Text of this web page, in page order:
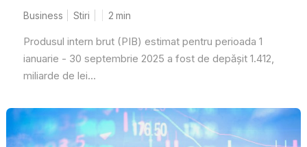
Business Stiri 2 min
Produsul intern brut (PIB) estimat pentru perioada 1
ianuarie - 30 septembrie 2025 a fost de depășit 1.412,
miliarde de lei...